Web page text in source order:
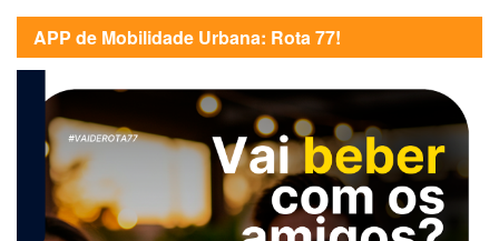
APP de Mobilidade Urbana: Rota 77!